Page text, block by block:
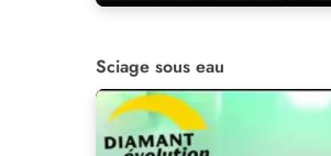
Sciage sous eau